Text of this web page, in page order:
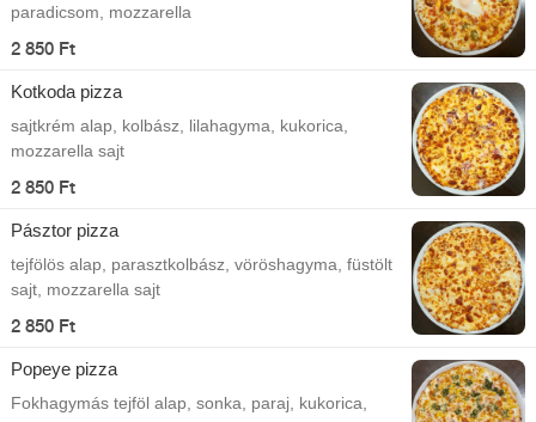
paradicsom, mozzarella
2 850 Ft
Kotkoda pizza
sajtkrém alap, kolbász, lilahagyma, kukorica,
mozzarella sajt
2 850 Ft
Pásztor pizza
tejfölös alap, parasztkolbász, vöröshagyma, füstölt
sajt, mozzarella sajt
2 850 Ft
Popeye pizza
Fokhagymás tejföl alap, sonka, paraj, kukorica,